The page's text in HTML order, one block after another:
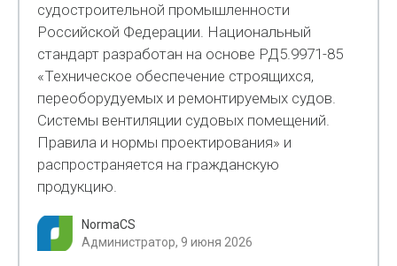
судостроительной промышленности
Российской Федерации. Национальный
стандарт разработан на основе РД5.9971-85
«Техническое обеспечение строящихся,
переоборудуемых и ремонтируемых судов.
Системы вентиляции судовых помещений.
Правила и нормы проектирования» и
распространяется на гражданскую
продукцию.
NormaCS
Администратор, 9 июня 2026